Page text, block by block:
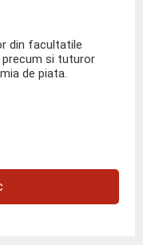
din facultatile
si tuturor
de piata.